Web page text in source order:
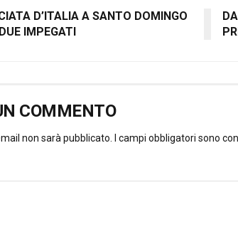
D’ITALIA A SANTO DOMINGO
IMPEGATI
COMMENTO
non sarà pubblicato. I campi obbligatori sono